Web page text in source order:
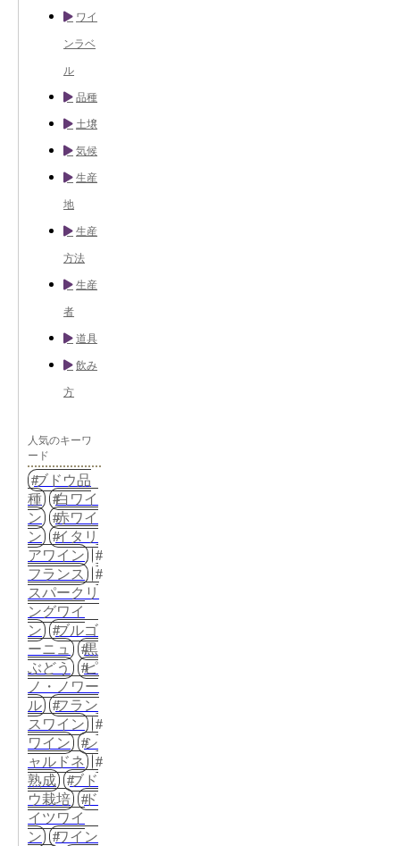
ワイ
ンラベ
ル
品種
土壌
気候
生産
地
生産
方法
生産
者
道具
飲み
方
人気のキーワ
ード
ブドウ品
種
白ワイ
ン
赤ワイ
ン
イタリ
アワイン
フランス
スパークリ
ングワイ
ン
ブルゴ
ーニュ
黒
ぶどう
ピ
ノ・ノワー
ル
フラン
スワイン
ワイン
シ
ャルドネ
熟成
ブド
ウ栽培
ド
イツワイ
ン
ワイン